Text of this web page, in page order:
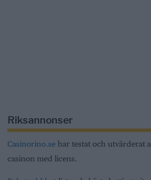
Riksannonser
Casinorino.se har testat och utvärderat
casinon med licens.